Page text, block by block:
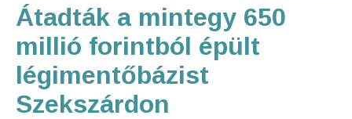
Átadták a mintegy 650
millió forintból épült
légimentőbázist
Szekszárdon